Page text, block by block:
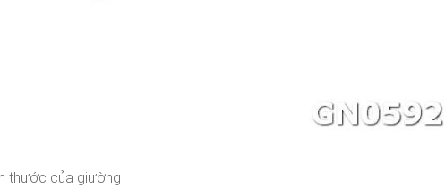
thước của giường